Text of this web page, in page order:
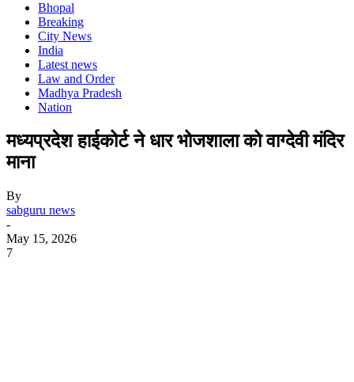
Bhopal
Breaking
City News
India
Latest news
Law and Order
Madhya Pradesh
Nation
मध्यप्रदेश हाईकोर्ट ने धार भोजशाला को वाग्देवी मंदिर
माना
By
sabguru news
-
May 15, 2026
7